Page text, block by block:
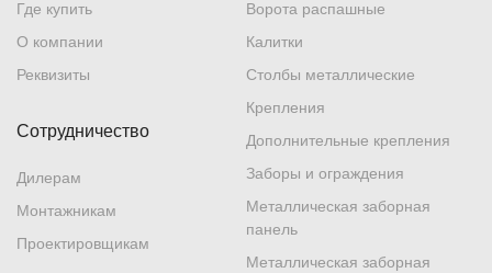
Где купить
О компании
Реквизиты
Ворота распашные
Калитки
Столбы металлические
Крепления
Дополнительные крепления
Заборы и ограждения
Металлическая заборная
панель
Металлическая заборная
Сотрудничество
Дилерам
Монтажникам
Проектировщикам